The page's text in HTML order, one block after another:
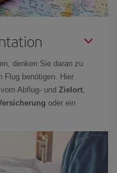
denken Sie daran zu
Flug benötigen. Hier
Abflug- und Zielort,
oder ein